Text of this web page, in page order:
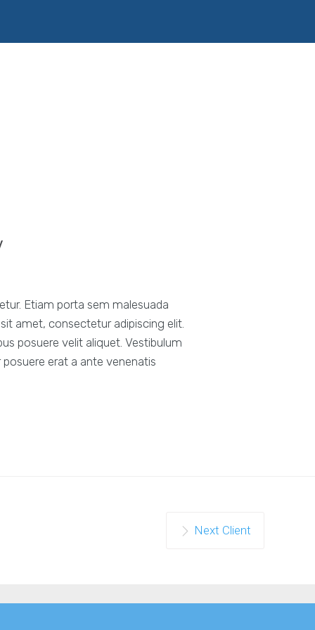
Etiam porta sem malesuada
amet, consectetur adipiscing elit.
posuere velit aliquet. Vestibulum
erat a ante venenatis
Next Client